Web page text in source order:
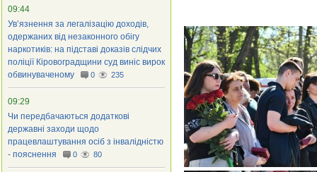
09:44
Ув’язнення за легалізацію доходів,
одержаних від незаконного обігу
наркотиків: на підставі доказів слідчих
поліції Кіровоградщини суд виніс вирок
обвинуваченому
0 235
09:29
Чи передбачаються додаткові
державні заходи щодо
працевлаштування осіб з інвалідністю
- пояснення
0 80